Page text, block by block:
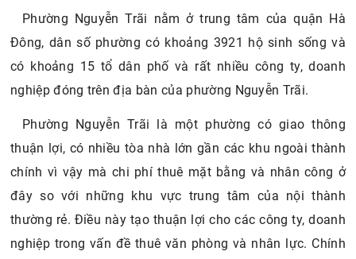
Phường Nguyễn Trãi nằm ở trung tâm của quận Hà
Đông, dân số phường có khoảng 3921 hộ sinh sống và
có khoảng 15 tổ dân phố và rất nhiều công ty, doanh
nghiệp đóng trên địa bàn của phường Nguyễn Trãi.
Phường Nguyễn Trãi là một phường có giao thông
thuận lợi, có nhiều tòa nhà lớn gần các khu ngoài thành
chính vì vậy mà chi phí thuê mặt bằng và nhân công ở
đây so với những khu vực trung tâm của nội thành
thường rẻ. Điều này tạo thuận lợi cho các công ty, doanh
nghiệp trong vấn đề thuê văn phòng và nhân lực. Chính